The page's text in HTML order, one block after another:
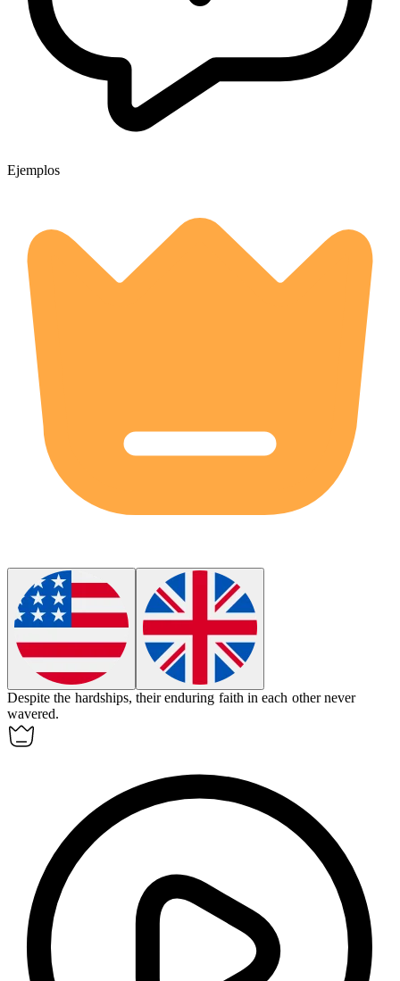
Ejemplos
Despite the hardships, their enduring faith in each other never
wavered.